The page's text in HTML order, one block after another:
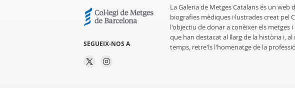
SEGUEIX-NOS A
La Galeria de Metges Catalans és un web
biografies mèdiques i·lustrades creat pel
l'objectiu de donar a conèixer els metges i
que han destacat al llarg de la història i,
temps, retre'ls l'homenatge de la